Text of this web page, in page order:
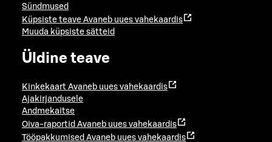
Sündmused
Küpsiste teave Avaneb uues vahekaardis
Muuda küpsiste sätteid
Üldine teave
Kinkekaart Avaneb uues vahekaardis
Ajakirjandusele
Andmekaitse
Oiva-raportid Avaneb uues vahekaardis
Tööpakkumised Avaneb uues vahekaardis